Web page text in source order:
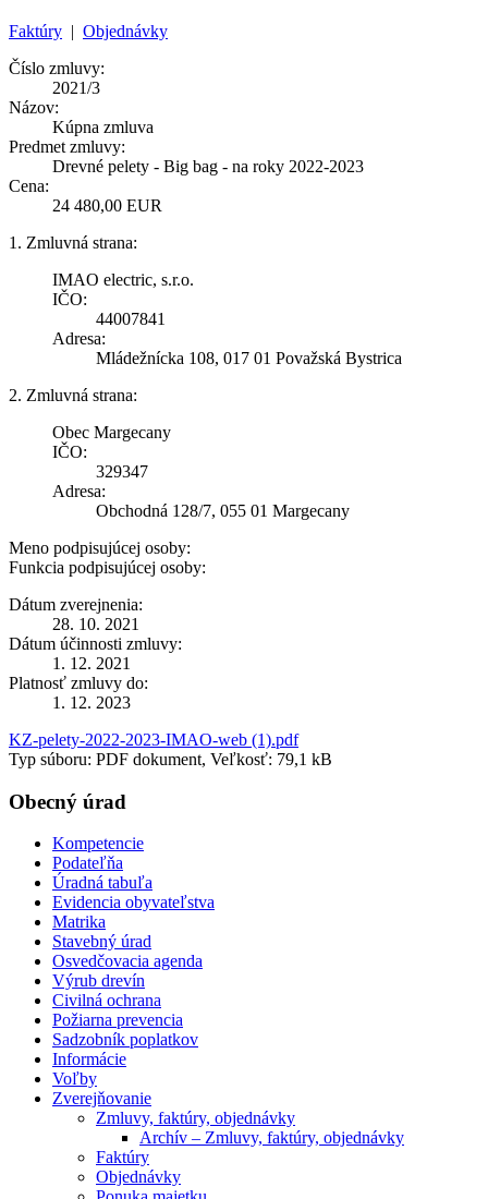
Faktúry | Objednávky
Číslo zmluvy:
2021/3
Názov:
Kúpna zmluva
Predmet zmluvy:
Drevné pelety - Big bag - na roky 2022-2023
Cena:
24 480,00 EUR
1. Zmluvná strana:
IMAO electric, s.r.o.
IČO:
44007841
Adresa:
Mládežnícka 108, 017 01 Považská Bystrica
2. Zmluvná strana:
Obec Margecany
IČO:
329347
Adresa:
Obchodná 128/7, 055 01 Margecany
Meno podpisujúcej osoby:
Funkcia podpisujúcej osoby:
Dátum zverejnenia:
28. 10. 2021
Dátum účinnosti zmluvy:
1. 12. 2021
Platnosť zmluvy do:
1. 12. 2023
KZ-pelety-2022-2023-IMAO-web (1).pdf
Typ súboru: PDF dokument, Veľkosť: 79,1 kB
Obecný úrad
Kompetencie
Podateľňa
Úradná tabuľa
Evidencia obyvateľstva
Matrika
Stavebný úrad
Osvedčovacia agenda
Výrub drevín
Civilná ochrana
Požiarna prevencia
Sadzobník poplatkov
Informácie
Voľby
Zverejňovanie
Zmluvy, faktúry, objednávky
Archív – Zmluvy, faktúry, objednávky
Faktúry
Objednávky